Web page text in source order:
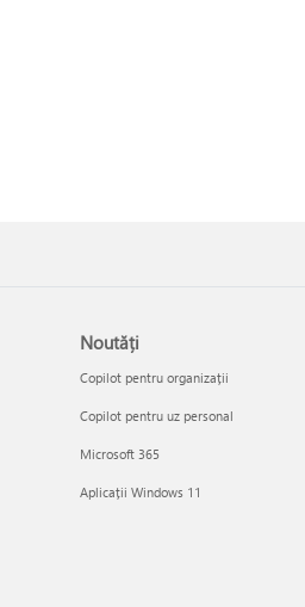
Noutăți
Copilot pentru organizații
Copilot pentru uz personal
Microsoft 365
Aplicații Windows 11